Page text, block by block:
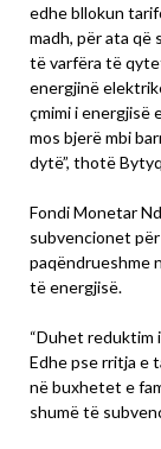
edhe bllokun
madh, për ata që
të varfëra të
energjinë
çmimi i energjisë
mos bjerë mbi
dytë”, thotë
Fondi Monetar
subvencionet
paqëndrueshme
të energjisë.
“Duhet reduktim
Edhe pse rritja e
në buxhetet e
shumë të